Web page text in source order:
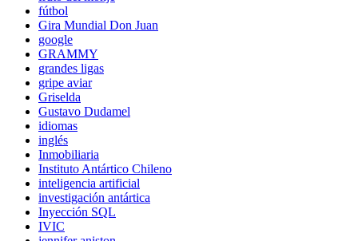
fútbol
Gira Mundial Don Juan
google
GRAMMY
grandes ligas
gripe aviar
Griselda
Gustavo Dudamel
idiomas
inglés
Inmobiliaria
Instituto Antártico Chileno
inteligencia artificial
investigación antártica
Inyección SQL
IVIC